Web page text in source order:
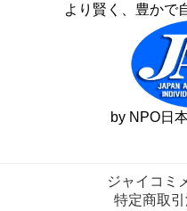
より賢く、豊かで
by NPO日
ジャイコミ
特定商取